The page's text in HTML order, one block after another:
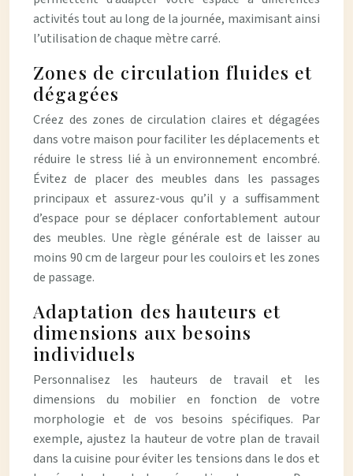
activités tout au long de la journée, maximisant ainsi
l’utilisation de chaque mètre carré.
Zones de circulation fluides et
dégagées
Créez des zones de circulation claires et dégagées
dans votre maison pour faciliter les déplacements et
réduire le stress lié à un environnement encombré.
Évitez de placer des meubles dans les passages
principaux et assurez-vous qu’il y a suffisamment
d’espace pour se déplacer confortablement autour
des meubles. Une règle générale est de laisser au
moins 90 cm de largeur pour les couloirs et les zones
de passage.
Adaptation des hauteurs et
dimensions aux besoins
individuels
Personnalisez les hauteurs de travail et les
dimensions du mobilier en fonction de votre
morphologie et de vos besoins spécifiques. Par
exemple, ajustez la hauteur de votre plan de travail
dans la cuisine pour éviter les tensions dans le dos et